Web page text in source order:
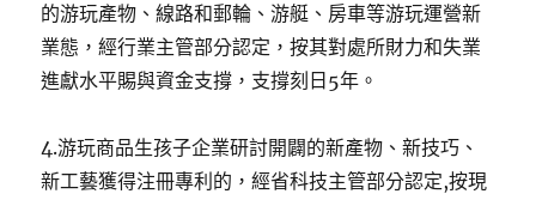
的游玩產物、線路和郵輪、游艇、房車等游玩運營新
業態，經行業主管部分認定，按其對處所財力和失業
進獻水平賜與資金支撐，支撐刻日5年。
4.游玩商品生孩子企業研討開闢的新產物、新技巧、
新工藝獲得注冊專利的，經省科技主管部分認定,按現